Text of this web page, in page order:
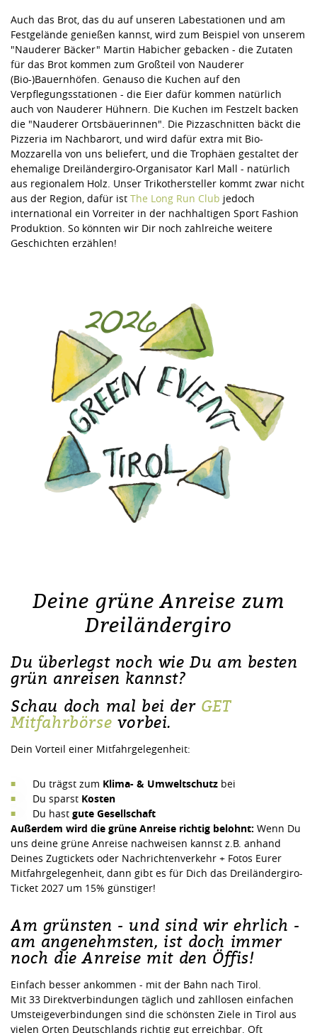
Auch das Brot, das du auf unseren Labestationen und am
Festgelände genießen kannst, wird zum Beispiel von unserem
"Nauderer Bäcker" Martin Habicher gebacken - die Zutaten
für das Brot kommen zum Großteil von Nauderer
(Bio-)Bauernhöfen. Genauso die Kuchen auf den
Verpflegungsstationen - die Eier dafür kommen natürlich
auch von Nauderer Hühnern. Die Kuchen im Festzelt backen
die "Nauderer Ortsbäuerinnen". Die Pizzaschnitten bäckt die
Pizzeria im Nachbarort, und wird dafür extra mit Bio-
Mozzarella von uns beliefert, und die Trophäen gestaltet der
ehemalige Dreiländergiro-Organisator Karl Mall - natürlich
aus regionalem Holz. Unser Trikothersteller kommt zwar nicht
aus der Region, dafür ist The Long Run Club jedoch
international ein Vorreiter in der nachhaltigen Sport Fashion
Produktion. So könnten wir Dir noch zahlreiche weitere
Geschichten erzählen!
Deine grüne Anreise zum
Dreiländergiro
Du überlegst noch wie Du am besten
grün anreisen kannst?
Schau doch mal bei der GET
Mitfahrbörse vorbei.
Dein Vorteil einer Mitfahrgelegenheit:
Du trägst zum Klima- & Umweltschutz bei
Du sparst Kosten
Du hast gute Gesellschaft
Außerdem wird die grüne Anreise richtig belohnt: Wenn Du
uns deine grüne Anreise nachweisen kannst z.B. anhand
Deines Zugtickets oder Nachrichtenverkehr + Fotos Eurer
Mitfahrgelegenheit, dann gibt es für Dich das Dreiländergiro-
Ticket 2027 um 15% günstiger!
Am grünsten - und sind wir ehrlich -
am angenehmsten, ist doch immer
noch die Anreise mit den Öffis!
Einfach besser ankommen - mit der Bahn nach Tirol.
Mit 33 Direktverbindungen täglich und zahllosen einfachen
Umsteigeverbindungen sind die schönsten Ziele in Tirol aus
vielen Orten Deutschlands richtig gut erreichbar. Oft